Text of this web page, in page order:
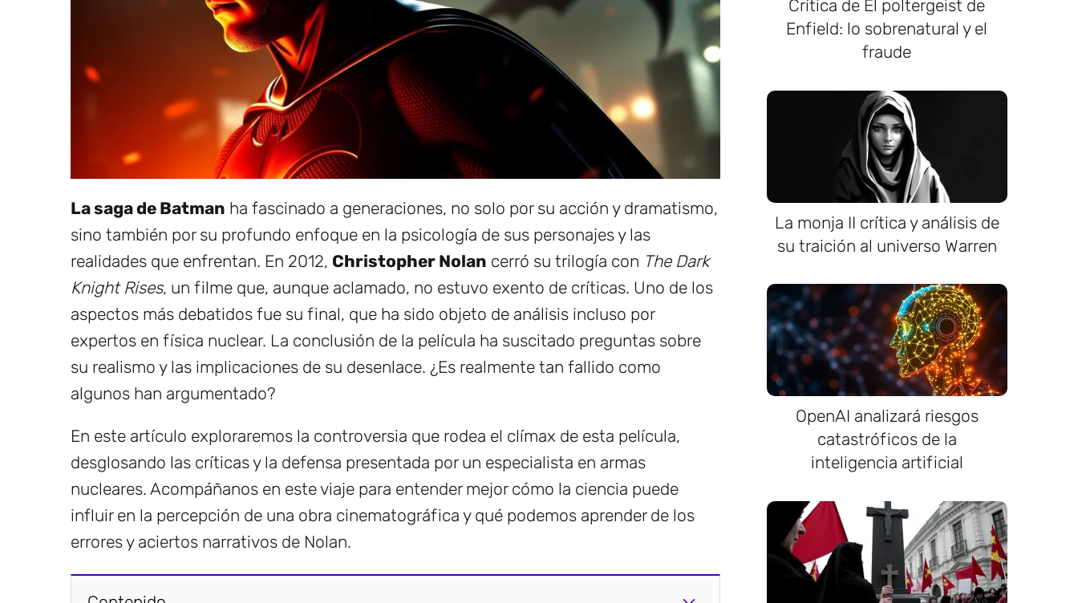
La saga de Batman ha fascinado a generaciones, no solo por su acción y dramatismo,
sino también por su profundo enfoque en la psicología de sus personajes y las
realidades que enfrentan. En 2012, Christopher Nolan cerró su trilogía con The Dark
Knight Rises, un filme que, aunque aclamado, no estuvo exento de críticas. Uno de los
aspectos más debatidos fue su final, que ha sido objeto de análisis incluso por
expertos en física nuclear. La conclusión de la película ha suscitado preguntas sobre
su realismo y las implicaciones de su desenlace. ¿Es realmente tan fallido como
algunos han argumentado?
En este artículo exploraremos la controversia que rodea el clímax de esta película,
desglosando las críticas y la defensa presentada por un especialista en armas
nucleares. Acompáñanos en este viaje para entender mejor cómo la ciencia puede
influir en la percepción de una obra cinematográfica y qué podemos aprender de los
errores y aciertos narrativos de Nolan.
Crítica de El poltergeist de
Enfield: lo sobrenatural y el
fraude
La monja II crítica y análisis de
su traición al universo Warren
OpenAI analizará riesgos
catastróficos de la
inteligencia artificial